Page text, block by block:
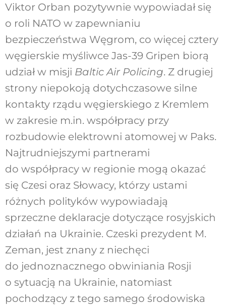
Viktor Orban pozytywnie wypowiadał się
o roli NATO w zapewnianiu
bezpieczeństwa Węgrom, co więcej cztery
węgierskie myśliwce Jas-39 Gripen biorą
udział w misji Baltic Air Policing. Z drugiej
strony niepokoją dotychczasowe silne
kontakty rządu węgierskiego z Kremlem
w zakresie m.in. współpracy przy
rozbudowie elektrowni atomowej w Paks.
Najtrudniejszymi partnerami
do współpracy w regionie mogą okazać
się Czesi oraz Słowacy, którzy ustami
różnych polityków wypowiadają
sprzeczne deklaracje dotyczące rosyjskich
działań na Ukrainie. Czeski prezydent M.
Zeman, jest znany z niechęci
do jednoznacznego obwiniania Rosji
o sytuacją na Ukrainie, natomiast
pochodzący z tego samego środowiska